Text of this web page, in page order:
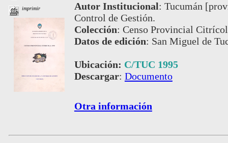
imprimir Autor Institucional: Tucumán
Control de Gestión.
Colección: Censo Provincial
Datos de edición: San Miguel de
Ubicación: C/TUC 1995
Descargar: Documento
Otra información